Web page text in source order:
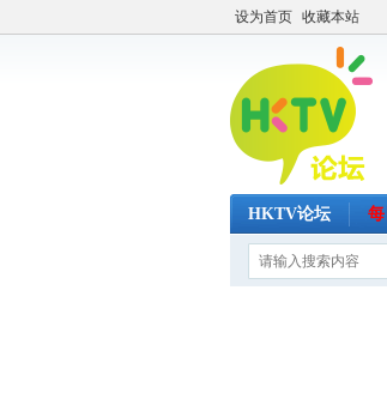
设为首页 收藏本站
HKTV论坛 每